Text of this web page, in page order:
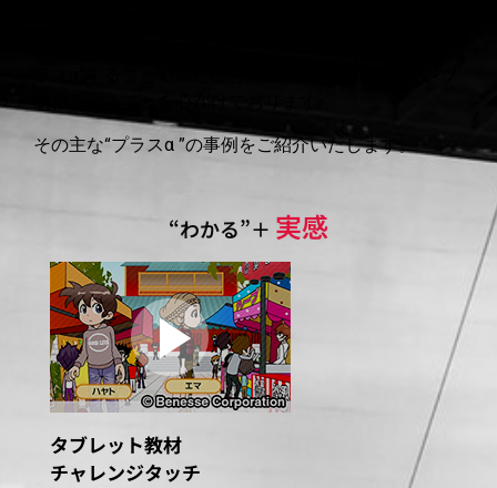
その主な“プラスα ”の事例をご紹介いたします。
“わかる”＋ 実感
タブレット教材
チャレンジタッチ